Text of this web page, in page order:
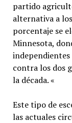
partido
alternativa a
porcentaje se
Minnesota,
contra los dos
la década. «
Este tipo de
las actuales